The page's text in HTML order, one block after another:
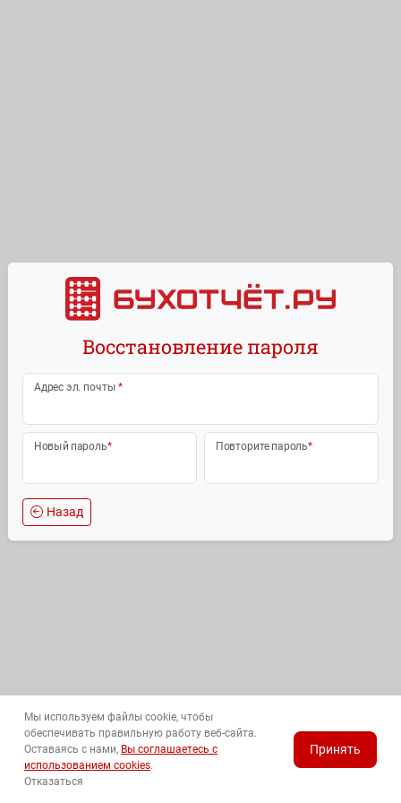
Восстановление пароля
Адрес эл. почты *
Новый пароль* Повторите пароль*
Назад
Мы используем файлы cookie, чтобы
обеспечивать правильную работу веб-сайта.
Оставаясь с нами, Вы соглашаетесь с
использованием cookies.
Отказаться
Принять